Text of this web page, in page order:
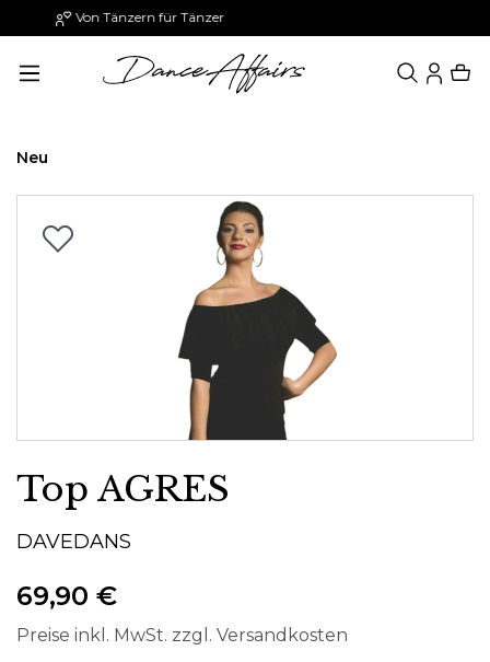
springen Paypal: 30 Tage später zahlen
Neu
Bildergalerie überspringen
Top AGRES
DAVEDANS
69,90 €
Preise inkl. MwSt. zzgl. Versandkosten